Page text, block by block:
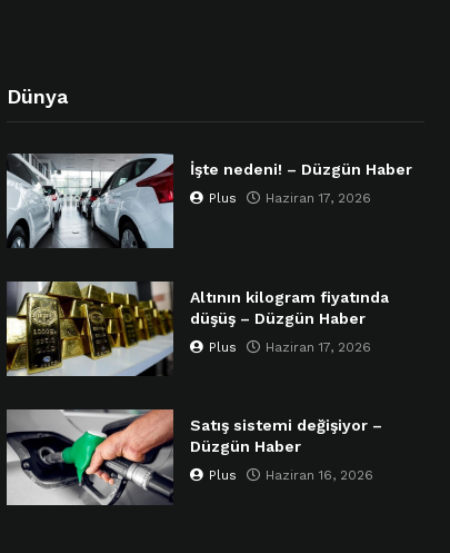
Dünya
İşte nedeni! – Düzgün Haber
Plus Haziran 17, 2026
Altının kilogram fiyatında
düşüş – Düzgün Haber
Plus Haziran 17, 2026
Satış sistemi değişiyor –
Düzgün Haber
Plus Haziran 16, 2026